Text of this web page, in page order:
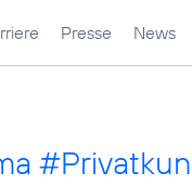
Presse News